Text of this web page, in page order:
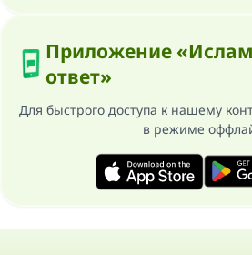
Приложение
ответ»
Для быстрого доступа к нашему
в режиме